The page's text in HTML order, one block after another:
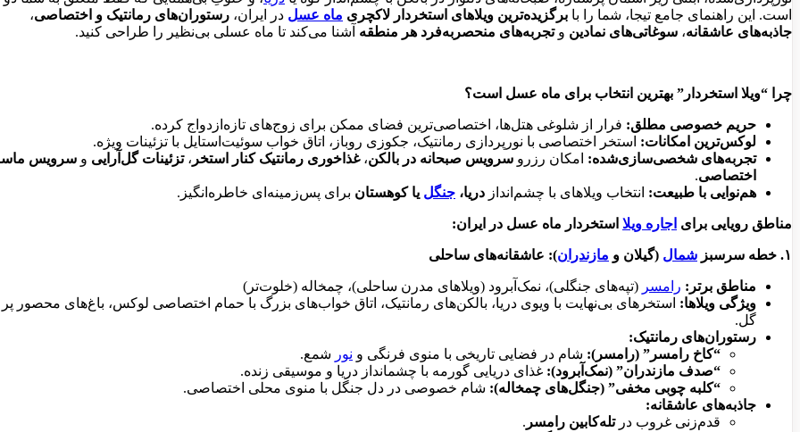
است. این راهنمای جامع تیجا، شما را با برگزیده‌ترین ویلاهای استخردار لاکچری ماه عسل در ایران، رستوران‌های رمانتیک و اختصاصی،
جاذبه‌های عاشقانه، سوغاتی‌های نمادین وتجربه‌های منحصربه‌فرد هر منطقه آشنا می‌کند تا ماه عسلی بی‌نظیر را طراحی کنید.
چرا “ویلا استخردار” بهترین انتخاب برای ماه عسل است؟
حریم خصوصی مطلق: فرار از شلوغی هتل‌ها، اختصاصی‌ترین فضای ممکن برای زوج‌های تازه‌ازدواج کرده.
لوکس‌ترین امکانات: استخر اختصاصی با نورپردازی رمانتیک، جکوزی روباز، اتاق خواب سوئیت‌استایل با تزئینات ویژه.
تجربه‌های شخصی‌سازی‌شده: امکان رزرو سرویس صبحانه در بالکن،غذاخوری رمانتیک کنار استخر ،تزئینات گل‌آرایی و سرویس
اختصاصی.
هم‌نوایی با طبیعت: انتخاب ویلاهای با چشم‌انداز دریا، جنگل یا کوهستان برای پس‌زمینه‌ای خاطره‌انگیز.
مناطق رویایی برای اجاره ویلا استخردار ماه عسل در ایران:
۱. خطه سرسبز شمال (گیلان و مازندران): عاشقانه‌های ساحلی
مناطق برتر: رامسر (تپه‌های جنگلی)، نمک‌آبرود (ویلاهای مدرن ساحلی)، چمخاله (خلوت‌تر)
ویژگی ویلاها: استخرهای بی‌نهایت با ویوی دریا، بالکن‌های رمانتیک، اتاق خواب‌های بزرگ با حمام اختصاصی لوکس، باغ‌های محصور پر
گل.
رستوران‌های رمانتیک:
“کاخ رامسر” (رامسر): شام در فضایی تاریخی با منوی فرنگی و نور شمع.
“صدف مازندران” (نمک‌آبرود): غذای دریایی گورمه با چشمانداز دریا و موسیقی زنده.
“کلبه چوبی مخفی” (جنگل‌های چمخاله): شام خصوصی در دل جنگل با منوی محلی اختصاصی.
جاذبه‌های عاشقانه:
قدم‌زنی غروب درتله‌کابین رامسر .